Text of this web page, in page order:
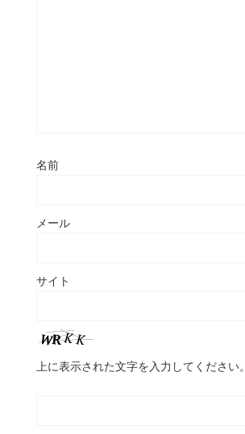
名前
メール
サイト
上に表示された文字を入力してください。